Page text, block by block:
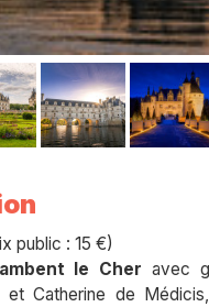
public : 15 €)
le Cher avec
et Catherine de